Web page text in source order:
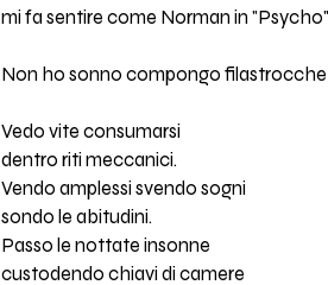
mi fa sentire come Norman in
Non ho sonno compongo filastrocche
Vedo vite consumarsi
dentro riti meccanici.
Vendo amplessi svendo sogni
sondo le abitudini.
Passo le nottate insonne
custodendo chiavi di camere